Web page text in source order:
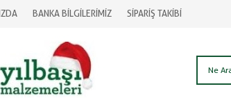
BANKA BİLGİLERİMİZ SİPARİŞ TAKİBİ